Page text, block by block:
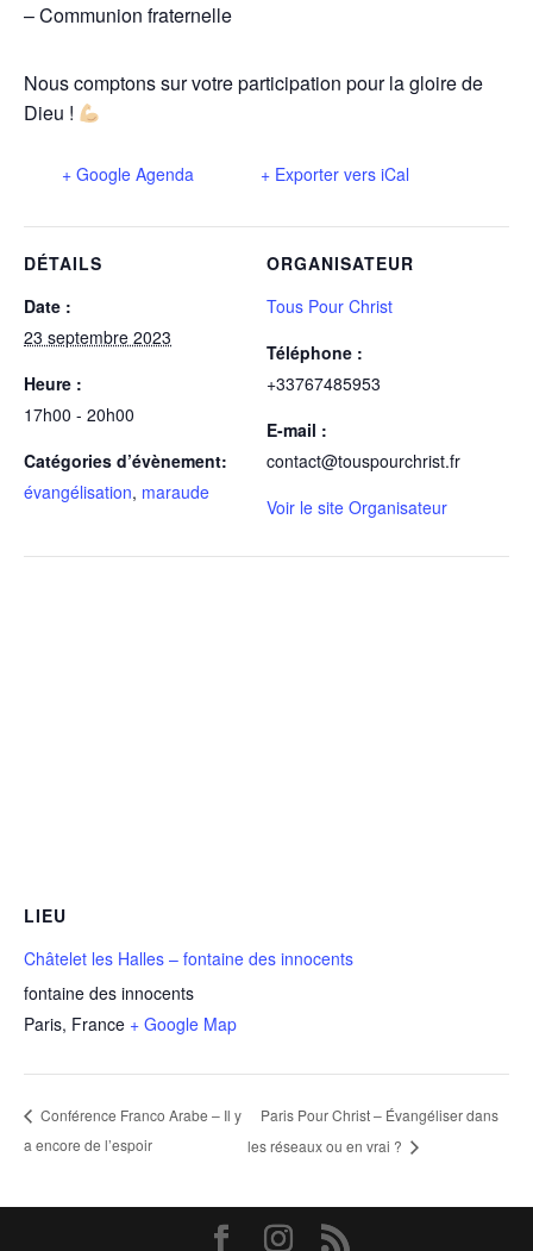
– Communion fraternelle
Nous comptons sur votre participation pour la gloire de
Dieu !
+ Google Agenda + Exporter vers iCal
DÉTAILS
Date :
23 septembre 2023
Heure :
17h00 - 20h00
Catégories d’évènement:
évangélisation, maraude
ORGANISATEUR
Tous Pour Christ
Téléphone :
+33767485953
E-mail :
contact@touspourchrist.fr
Voir le site Organisateur
LIEU
Châtelet les Halles – fontaine des innocents
fontaine des innocents
Paris, France + Google Map
Conférence Franco Arabe – Il y
a encore de l’espoir
Paris Pour Christ – Évangéliser dans
les réseaux ou en vrai ?